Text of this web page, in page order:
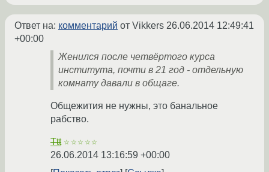
Ответ на: комментарий от Vikkers 26.06.2014 12:49:41
+00:00
Женился после четвёртого курса
института, почти в 21 год - отдельную
комнату давали в общаге.
Общежития не нужны, это банальное
рабство.
Ttt ☆☆☆☆☆
26.06.2014 13:16:59 +00:00